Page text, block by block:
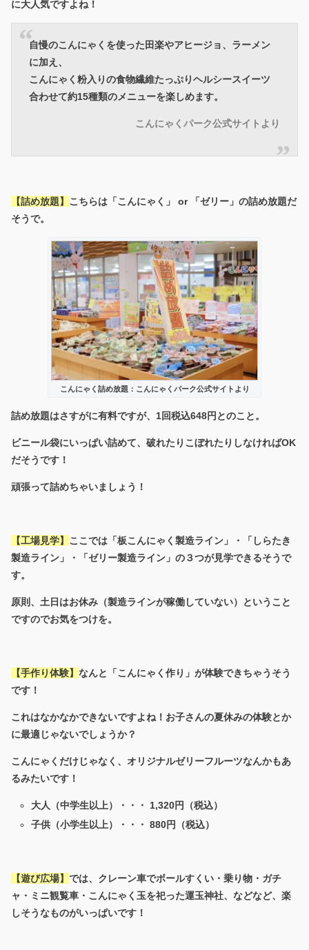
に大人気ですよね！
自慢のこんにゃくを使った田楽やアヒージョ、ラーメン
に加え、
こんにゃく粉入りの食物繊維たっぷりヘルシースイーツ
合わせて約15種類のメニューを楽しめます。
こんにゃくパーク公式サイトより
【詰め放題】 こちらは「こんにゃく」 or 「ゼリー」の詰め放題だ
そうで。
こんにゃく詰め放題：こんにゃくパーク公式サイトより
詰め放題はさすがに有料ですが、1回税込648円とのこと。
ビニール袋にいっぱい詰めて、破れたりこぼれたりしなければOK
だそうです！
頑張って詰めちゃいましょう！
【工場見学】 ここでは「板こんにゃく製造ライン」・「しらたき
製造ライン」・「ゼリー製造ライン」の３つが見学できるそうで
す。
原則、土日はお休み（製造ラインが稼働していない）ということ
ですのでお気をつけを。
【手作り体験】 なんと「こんにゃく作り」が体験できちゃうそう
です！
これはなかなかできないですよね！お子さんの夏休みの体験とか
に最適じゃないでしょうか？
こんにゃくだけじゃなく、オリジナルゼリーフルーツなんかもあ
るみたいです！
大人（中学生以上）・・・ 1,320円（税込）
子供（小学生以上）・・・ 880円（税込）
【遊び広場】 では、クレーン車でボールすくい・乗り物・ガチ
ャ・ミニ観覧車・こんにゃく玉を祀った運玉神社、などなど、楽
しそうなものがいっぱいです！